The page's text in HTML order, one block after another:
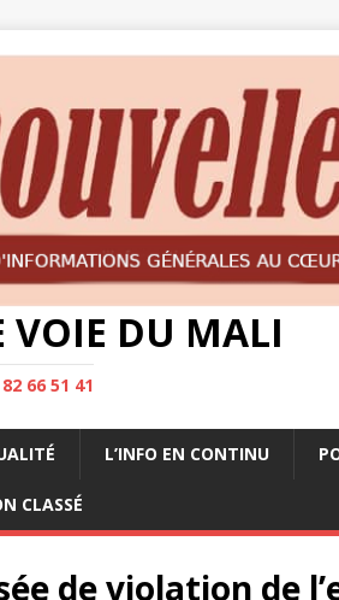
VOIE DU MALI
66 51 41
L’INFO EN CONTINU
CLASSÉ
de violation de